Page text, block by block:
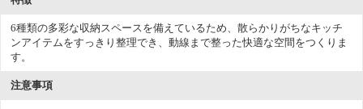
6種類の多彩な収納スペースを備えているため、散らかりがちなキッチ
ンアイテムをすっきり整理でき、動線まで整った快適な空間をつくりま
す。
注意事項